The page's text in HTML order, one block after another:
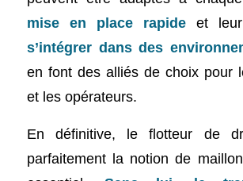
mise en place rapideet
s’intégrer dans des
en font des alliés de choix pour
et les opérateurs.
En définitive, le flotteur de
parfaitement la notion de